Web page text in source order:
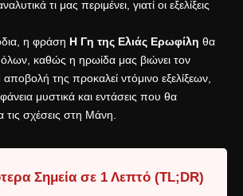
τι μας περιμένει, γιατί οι εξελίξεις
η φράση Η Γη της Ελιάς Ερωφίλη θα
όλων, καθώς η ηρωίδα μας βιώνει τον
της προκαλεί ντόμινο εξελίξεων,
μυστικά και εντάσεις που θα
τις σχέσεις στη Μάνη.
Σημεία σε 1 Λεπτό (TL;DR)